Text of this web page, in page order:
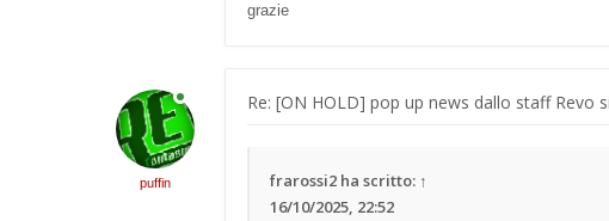
grazie
puffin
Re: [ON HOLD] pop up news dallo staff Revo
frarossi2 ha scritto: ↑
16/10/2025, 22:52